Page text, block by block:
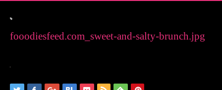
fooodiesfeed.com_sweet-and-salty-brunch.jpg